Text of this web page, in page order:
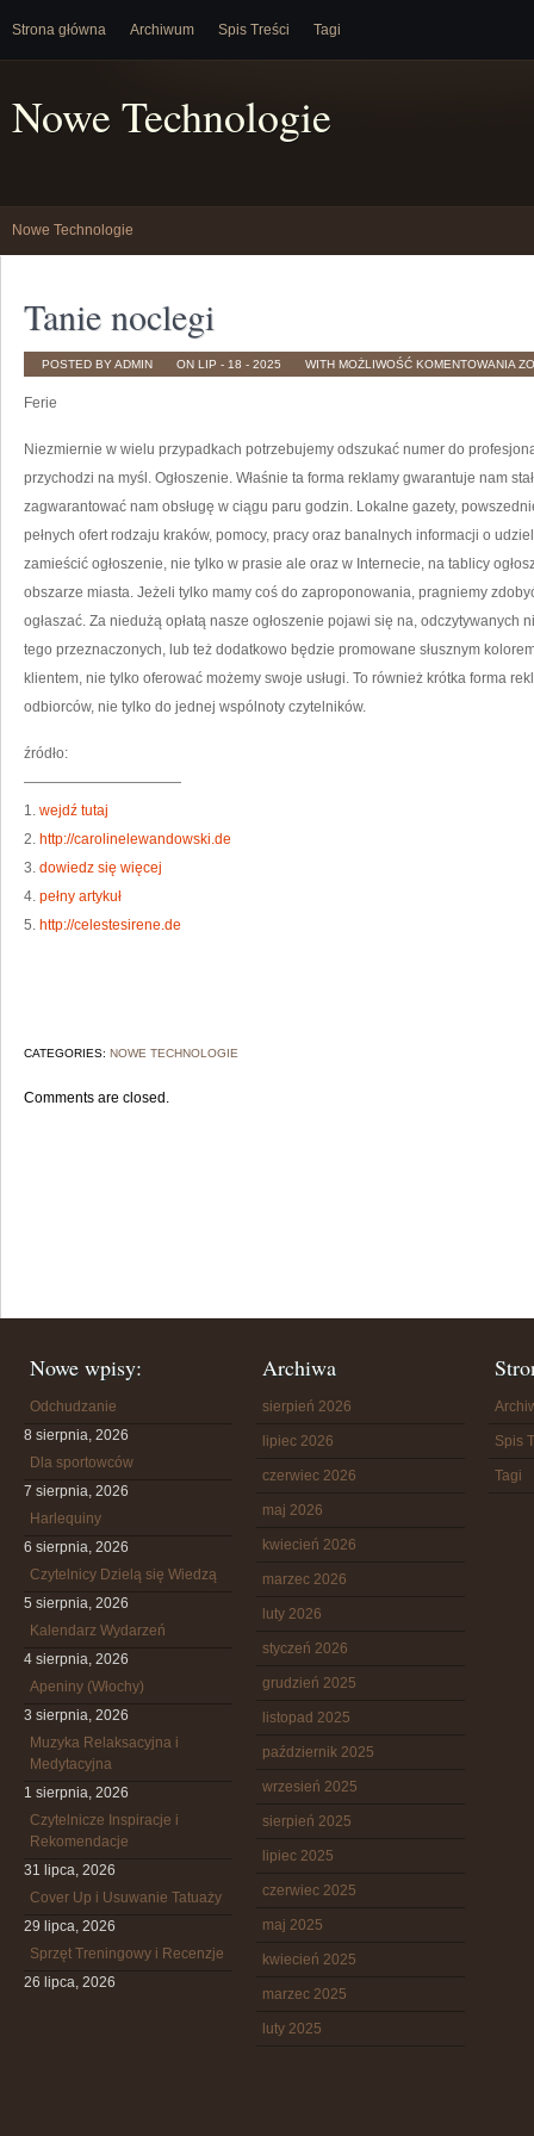
Strona główna Archiwum Spis Treści Tagi
Nowe Technologie
Nowe Technologie
Tanie noclegi
POSTED BY ADMIN ON LIP - 18 - 2025 WITH MOŻLIWOŚĆ KOMENTOWANIA
Ferie
Niezmiernie w wielu przypadkach potrzebujemy odszukać numer do
przychodzi na myśl. Ogłoszenie. Właśnie ta forma reklamy gwarantuje nam
zagwarantować nam obsługę w ciągu paru godzin. Lokalne gazety,
pełnych ofert rodzaju kraków, pomocy, pracy oraz banalnych informacji o
zamieścić ogłoszenie, nie tylko w prasie ale oraz w Internecie, na tablicy
obszarze miasta. Jeżeli tylko mamy coś do zaproponowania, pragniemy
ogłaszać. Za niedużą opłatą nasze ogłoszenie pojawi się na, odczytywanych
tego przeznaczonych, lub też dodatkowo będzie promowane słusznym
klientem, nie tylko oferować możemy swoje usługi. To również krótka forma
odbiorców, nie tylko do jednej wspólnoty czytelników.
źródło:
———————————
1. wejdź tutaj
2. http://carolinelewandowski.de
3. dowiedz się więcej
4. pełny artykuł
5. http://celestesirene.de
CATEGORIES: NOWE TECHNOLOGIE
Comments are closed.
Nowe wpisy:
Odchudzanie
8 sierpnia, 2026
Dla sportowców
7 sierpnia, 2026
Harlequiny
6 sierpnia, 2026
Czytelnicy Dzielą się Wiedzą
5 sierpnia, 2026
Kalendarz Wydarzeń
4 sierpnia, 2026
Apeniny (Włochy)
3 sierpnia, 2026
Muzyka Relaksacyjna i
Medytacyjna
1 sierpnia, 2026
Czytelnicze Inspiracje i
Rekomendacje
31 lipca, 2026
Cover Up i Usuwanie Tatuaży
29 lipca, 2026
Sprzęt Treningowy i Recenzje
26 lipca, 2026
Archiwa
sierpień 2026
lipiec 2026
czerwiec 2026
maj 2026
kwiecień 2026
marzec 2026
luty 2026
styczeń 2026
grudzień 2025
listopad 2025
październik 2025
wrzesień 2025
sierpień 2025
lipiec 2025
czerwiec 2025
maj 2025
kwiecień 2025
marzec 2025
luty 2025
Spis
Tagi